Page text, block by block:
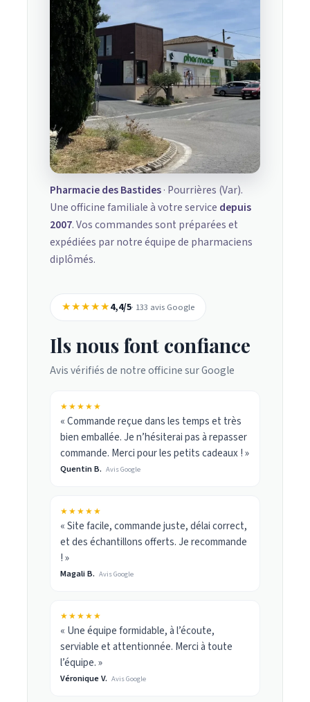
Pharmacie des Bastides· Pourrières (Var).
Une officine familiale à votre service depuis
2007. Vos commandes sont préparées et
expédiées par notre équipe de pharmaciens
diplômés.
★★★★★4,4/5· 133 avis Google
Ils nous font confiance
Avis vérifiés de notre officine sur Google
★★★★★
« Commande reçue dans les temps et très
bien emballée. Je n’hésiterai pas à repasser
commande. Merci pour les petits cadeaux ! »
Quentin B. Avis Google
★★★★★
« Site facile, commande juste, délai correct,
et des échantillons offerts. Je recommande
! »
Magali B. Avis Google
★★★★★
« Une équipe formidable, à l’écoute,
serviable et attentionnée. Merci à toute
l’équipe. »
Véronique V. Avis Google